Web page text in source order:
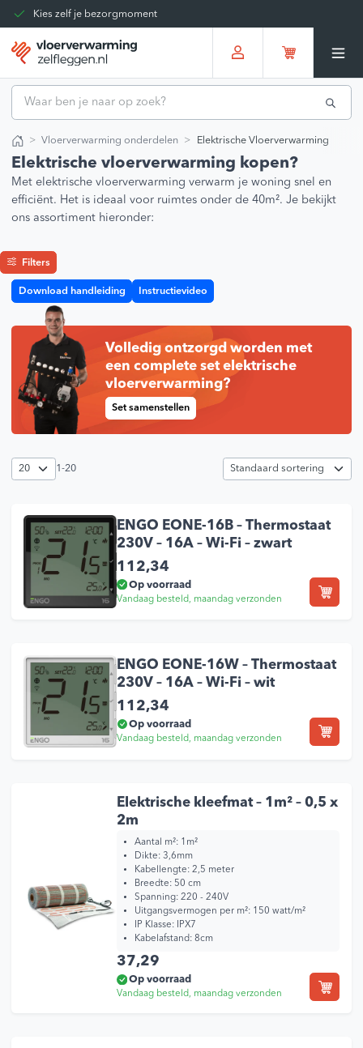
Kies zelf je bezorgmoment
Tot 30 dagen terug te sturen
Gratis verzending vanaf
Home
Vloerverwarming onderdelen Elektrische Vloerverwarming
Elektrische vloerverwarming kopen?
Met elektrische vloerverwarming verwarm je woning snel en
efficiënt. Het is ideaal voor ruimtes onder de 40m². Je bekijkt
ons assortiment hieronder:
Filters
Download handleiding Instructievideo
Volledig ontzorgd worden met
een complete set elektrische
vloerverwarming?
Set samenstellen
1-20
ENGO EONE-16B – Thermostaat
230V – 16A – Wi-Fi – zwart
112,34
Op voorraad
Vandaag besteld, maandag verzonden
ENGO EONE-16W – Thermostaat
230V – 16A – Wi-Fi – wit
112,34
Op voorraad
Vandaag besteld, maandag verzonden
Elektrische kleefmat – 1m² – 0,5 x
2m
Aantal m²: 1m²
Dikte: 3,6mm
Kabellengte: 2,5 meter
Breedte: 50 cm
Spanning: 220 - 240V
Uitgangsvermogen per m²: 150 watt/m²
IP Klasse: IPX7
Kabelafstand: 8cm
37,29
Op voorraad
Vandaag besteld, maandag verzonden